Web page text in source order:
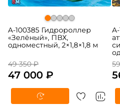
A-100385 Гидророллер
«Зелёный», ПВХ,
одноместный, 2×1,8×1,8 м
49 350 ₽
47 000 ₽